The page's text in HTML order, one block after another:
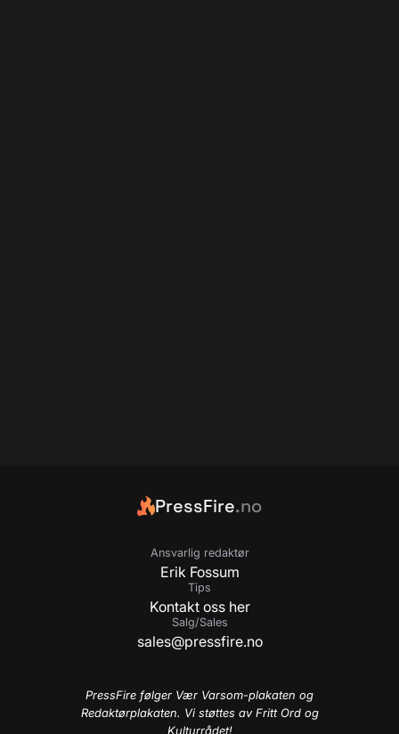
PressFire.no
Ansvarlig redaktør
Erik Fossum
Tips
Kontakt oss her
Salg/Sales
sales@pressfire.no
PressFire følger Vær Varsom-plakaten og
Redaktørplakaten. Vi støttes av Fritt Ord og
Kulturrådet!